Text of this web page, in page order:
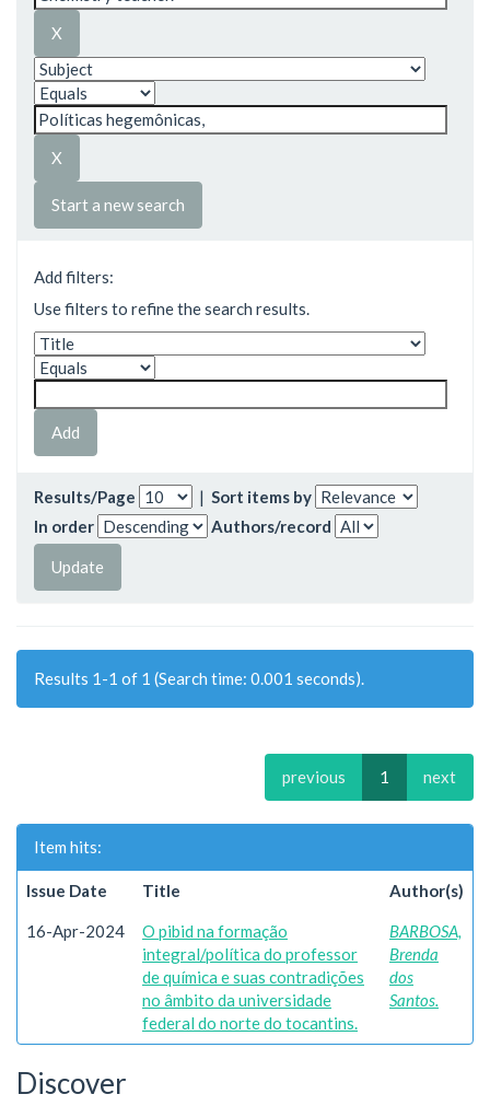
Start a new search
Add filters:
Use filters to refine the search results.
Results/Page | Sort items by
In order
Authors/record
Results 1-1 of 1 (Search time: 0.001 seconds).
previous 1 next
Item hits:
Issue Date Title Author(s)
16-Apr-2024
O pibid na formação
integral/política do professor
de química e suas contradições
no âmbito da universidade
federal do norte do tocantins.
BARBOSA,
Brenda
dos
Santos.
Discover